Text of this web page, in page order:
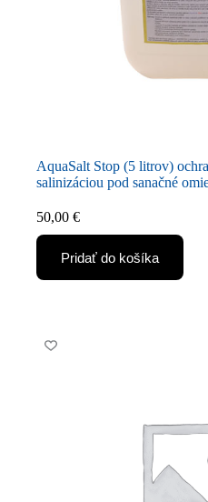
AquaSalt Stop (5 litrov)
salinizáciou pod sanačné
50,00 €
Pridať do košíka